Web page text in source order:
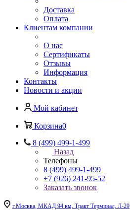
Доставка
Оплата
Клиентам компании
О нас
Сертификаты
Отзывы
Информация
Контакты
Новости и акции
Мой кабинет
Корзина0
8 (499) 499-1-499
Назад
Телефоны
8 (499) 499-1-499
+7 (926) 241-95-52
Заказать звонок
г.Москва, МКАД 94 км, Тракт Терминал, Л-29